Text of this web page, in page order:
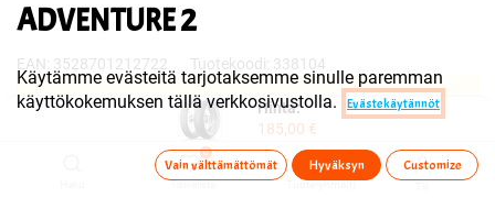
Hinta:
185,00 €
0
Toivelista Tuoteryhmä(t)
ADVENTURE 2
EAN: 3528701212722 Tuotekoodi: 338104
Tuote on myyty tai sitä ei ole juuri nyt saatavilla.
Käytämme evästeitä tarjotaksemme sinulle paremman
käyttökokemuksen tällä verkkosivustolla.
Evästekäytännöt
Vain välttämättömät Hyväksyn Customize